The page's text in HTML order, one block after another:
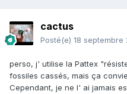
cactus
Posté(e) 18 septembre
perso, j' utilise la Pattex
fossiles cassés, mais ça
Cependant, je ne l' ai jamais